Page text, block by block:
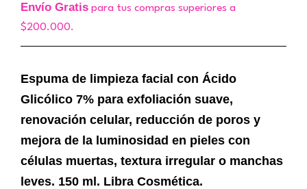
Envío Gratis para tus compras superiores a
$200.000.
Espuma de limpieza facial con Ácido
Glicólico 7% para exfoliación suave,
renovación celular, reducción de poros y
mejora de la luminosidad en pieles con
células muertas, textura irregular o manchas
leves. 150 ml. Libra Cosmética.